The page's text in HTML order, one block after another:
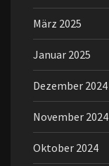
März 2025
Januar 2025
Dezember 2024
November 2024
Oktober 2024